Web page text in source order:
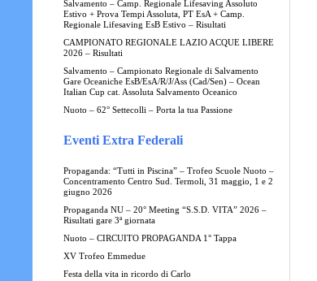
Salvamento – Camp. Regionale Lifesaving Assoluto
Estivo + Prova Tempi Assoluta, PT EsA + Camp.
Regionale Lifesaving EsB Estivo – Risultati
CAMPIONATO REGIONALE LAZIO ACQUE LIBERE
2026 – Risultati
Salvamento – Campionato Regionale di Salvamento
Gare Oceaniche EsB/EsA/R/J/Ass (Cad/Sen) – Ocean
Italian Cup cat. Assoluta Salvamento Oceanico
Nuoto – 62° Settecolli – Porta la tua Passione
Eventi Extra Federali
Propaganda: “Tutti in Piscina” – Trofeo Scuole Nuoto –
Concentramento Centro Sud. Termoli, 31 maggio, 1 e 2
giugno 2026
Propaganda NU – 20° Meeting “S.S.D. VITA” 2026 –
Risultati gare 3ª giornata
Nuoto – CIRCUITO PROPAGANDA 1° Tappa
XV Trofeo Emmedue
Festa della vita in ricordo di Carlo